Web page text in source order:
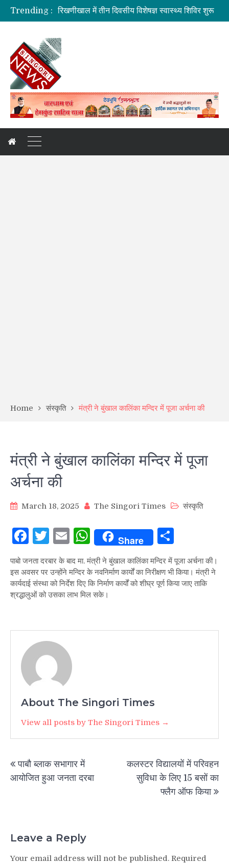
Trending :
रिखणीखाल में तीन दिवसीय विशेषज्ञ स्वास्थ्य शिविर शुरू
सहकारिता में हरियाणा व उत्तराखंड मिलकर करेंगे कामः डाॅ. धन सिंह रावत
मुख्यमंत्री से महानिदेशक एनसीसी ने की शिष्टाचार भेंट
Home संस्कृति मंत्री ने बुंखाल कालिंका मन्दिर में पूजा अर्चना की
मंत्री ने बुंखाल कालिंका मन्दिर में पूजा
अर्चना की
March 18, 2025 The Singori Times संस्कृति
Facebook
Twitter
EmailWhatsApp
Share
पाबो जनता दरबार के बाद मा. मंत्री ने बुंखाल कालिंका मन्दिर में पूजा अर्चना की।
इस अवसर पर उन्होंने मन्दिर के नवनिर्माण कार्यों का निरीक्षण भी किया। मंत्री ने
कार्यदाई संस्था को निर्देश दिए कि निर्माण कार्यों को शीघ्र पूर्ण किया जाए ताकि
श्रद्धालुओं को उसका लाभ मिल सके।
About The Singori Times
View all posts by The Singori Times →
Post
navigation
पाबौ ब्लाक सभागार में
आयोजित हुआ जनता दरबा
कलस्टर विद्यालयों में परिवहन
सुविधा के लिए 15 बसों का
फ्लैग ऑफ किया
Leave a Reply
Your email address will not be published. Required